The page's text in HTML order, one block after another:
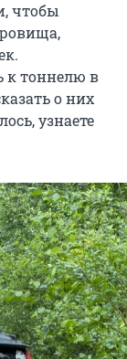
чтобы
к тоннелю в
о них
узнаете